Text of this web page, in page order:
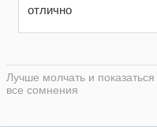
отлично
Лучше молчать и
все сомнения